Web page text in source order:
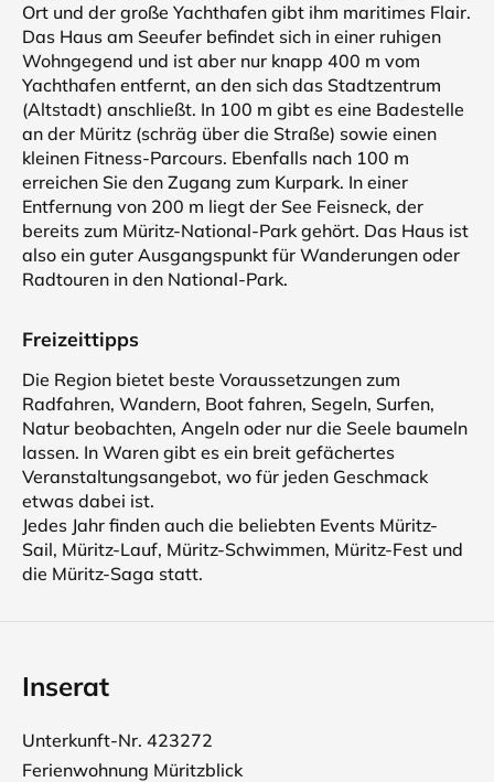
Ort und der große Yachthafen gibt ihm maritimes Flair.
Das Haus am Seeufer befindet sich in einer ruhigen
Wohngegend und ist aber nur knapp 400 m vom
Yachthafen entfernt, an den sich das Stadtzentrum
(Altstadt) anschließt. In 100 m gibt es eine Badestelle
an der Müritz (schräg über die Straße) sowie einen
kleinen Fitness-Parcours. Ebenfalls nach 100 m
erreichen Sie den Zugang zum Kurpark. In einer
Entfernung von 200 m liegt der See Feisneck, der
bereits zum Müritz-National-Park gehört. Das Haus ist
also ein guter Ausgangspunkt für Wanderungen oder
Radtouren in den National-Park.
Freizeittipps
Die Region bietet beste Voraussetzungen zum
Radfahren, Wandern, Boot fahren, Segeln, Surfen,
Natur beobachten, Angeln oder nur die Seele baumeln
lassen. In Waren gibt es ein breit gefächertes
Veranstaltungsangebot, wo für jeden Geschmack
etwas dabei ist.
Jedes Jahr finden auch die beliebten Events Müritz-
Sail, Müritz-Lauf, Müritz-Schwimmen, Müritz-Fest und
die Müritz-Saga statt.
Inserat
Unterkunft-Nr. 423272
Ferienwohnung Müritzblick